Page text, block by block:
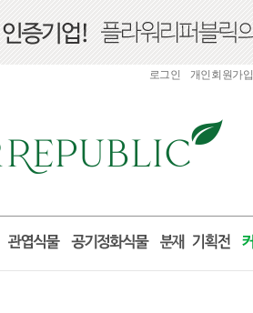
로그인 개인회원가입